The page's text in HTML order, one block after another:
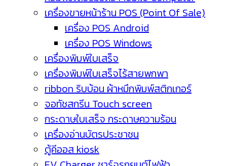
เครื่องขายหน้าร้าน POS (Point Of Sale)
เครื่อง POS Android
เครื่อง POS Windows
เครื่องพิมพ์ใบเสร็จ
เครื่องพิมพ์ใบเสร็จไร้สายพกพา
ribbon ริบบ้อน ผ้าหมึกพิมพ์สติกเกอร์
จอทัชสกรีน Touch screen
กระดาษใบเสร็จ กระดาษความร้อน
เครื่องอ่านบัตรประชาชน
ตู้คีออส kiosk